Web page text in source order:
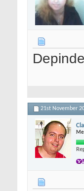
21st November